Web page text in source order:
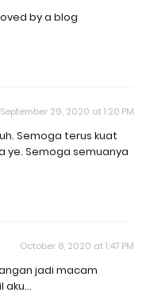
by a blog
September 29, 2020 at 1:20 PM
Semoga terus kuat
ye. Semoga semuanya
October 8, 2020 at 1:47 PM
jadi macam
aku...